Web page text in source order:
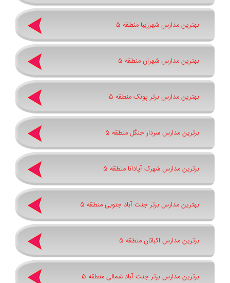
بهترین مدارس شهرزیبا منطقه 5
بهترین مدارس شهران منطقه 5
بهترین مدارس برتر پونک منطقه 5
برترین مدارس سردار جنگل منطقه 5
برترین مدارس شهرک آپادانا منطقه 5
بهترین مدارس برتر جنت آباد جنوبی منطقه 5
برترین مدارس اکباتان منطقه 5
برترین مدارس برتر جنت آباد شمالی منطقه 5